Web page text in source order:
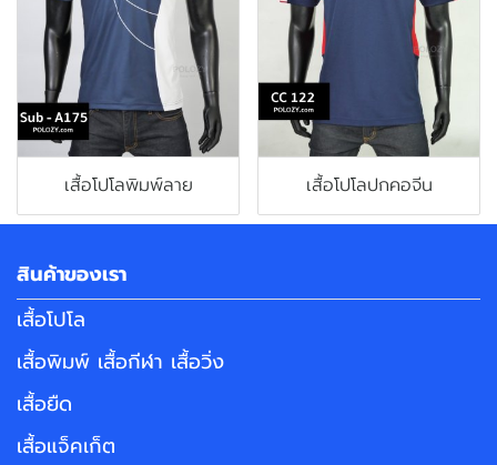
เสื้อโปโลพิมพ์ลาย เสื้อโปโลปกคอจีน
สินค้าของเรา
เสื้อโปโล
เสื้อพิมพ์ เสื้อกีฬา เสื้อวิ่ง
เสื้อยืด
เสื้อแจ็คเก็ต